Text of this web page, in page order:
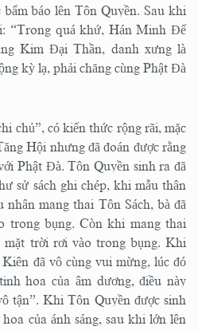
bẩm báo lên Tôn Quyền. Sau khi
“Trong quá khứ, Hán Minh Đế
Kim Đại Thần, danh xưng là
kỳ lạ, phải chăng cùng Phật Đà
chủ”, có kiến thức rộng rãi, mặc
Hội nhưng đã đoán được rằng
Phật Đà. Tôn Quyền sinh ra đã
sử sách ghi chép, khi mẫu thân
mang thai Tôn Sách, bà đã
trong bụng. Còn khi mang thai
mặt trời rơi vào trong bụng. Khi
đã vô cùng vui mừng, lúc đó
hoa của âm dương, điều này
tận”. Khi Tôn Quyền được sinh
của ánh sáng, sau khi lớn lên